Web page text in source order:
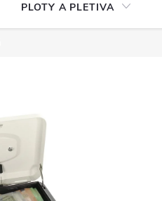
PLOTY A PLETIVA